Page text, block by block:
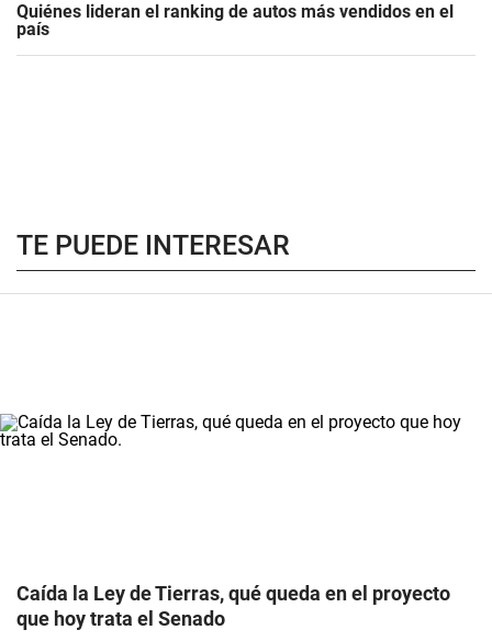
Quiénes lideran el ranking de autos más vendidos en el
país
TE PUEDE INTERESAR
Caída la Ley de Tierras, qué queda en el proyecto
que hoy trata el Senado